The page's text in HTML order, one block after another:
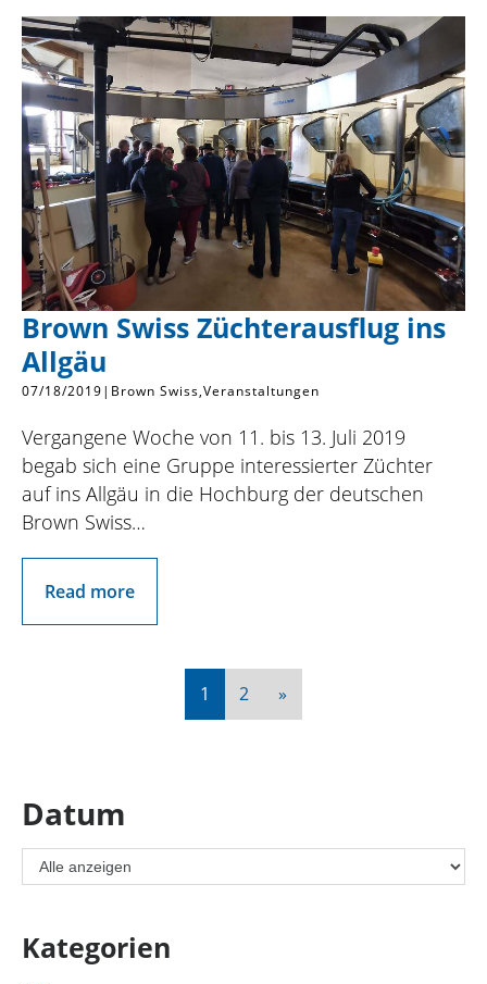
Brown Swiss Züchterausflug ins
Allgäu
07/18/2019| Brown Swiss Veranstaltungen
Vergangene Woche von 11. bis 13. Juli 2019
begab sich eine Gruppe interessierter Züchter
auf ins Allgäu in die Hochburg der deutschen
Brown Swiss…
Read more
1 2 »
Datum
Kategorien